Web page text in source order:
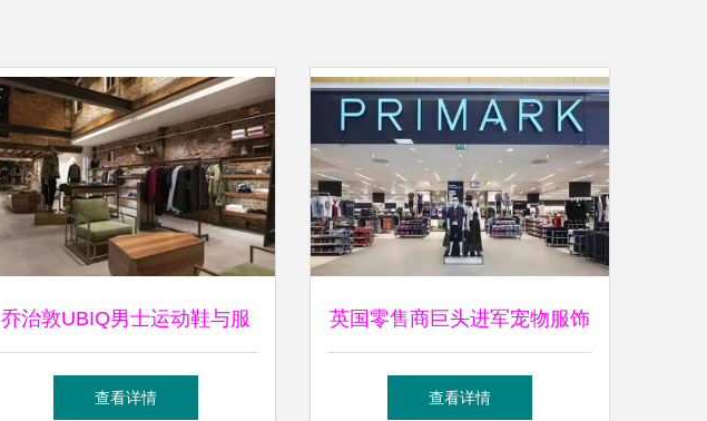
乔治敦UBIQ男士运动鞋与服
装零售店面设计 融合街头文
查看详情
英国零售商巨头进军宠物服饰
年售90亿美元的新增长曲线
查看详情